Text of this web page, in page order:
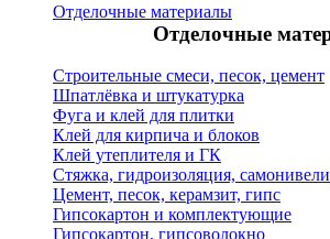
Отделочные материалы
Отделочные
Строительные смеси, песок, цемент
Шпатлёвка и штукатурка
Фуга и клей для плитки
Клей для кирпича и блоков
Клей утеплителя и ГК
Стяжка, гидроизоляция,
Цемент, песок, керамзит, гипс
Гипсокартон и комплектующие
Гипсокартон, гипсоволокно